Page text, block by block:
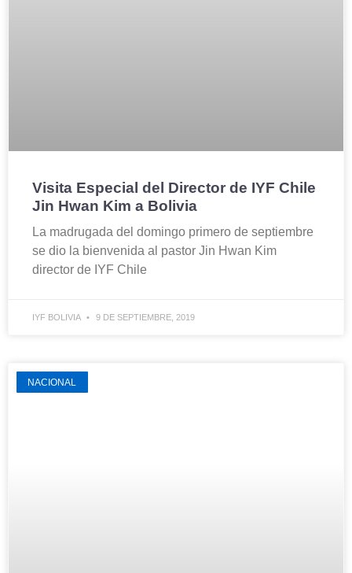
Visita Especial del Director de IYF Chile
Jin Hwan Kim a Bolivia
La madrugada del domingo primero de septiembre
se dio la bienvenida al pastor Jin Hwan Kim
director de IYF Chile
IYF BOLIVIA 9 DE SEPTIEMBRE, 2019
NACIONAL